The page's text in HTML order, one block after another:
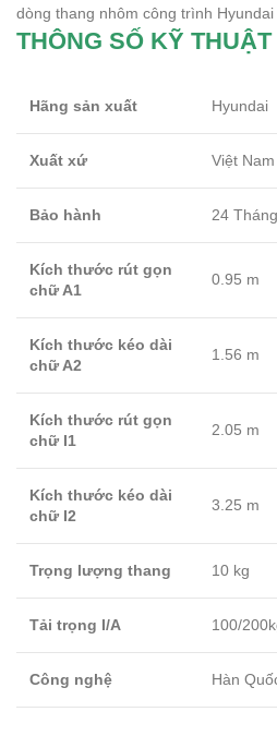
dòng thang nhôm công trình Hyundai
THÔNG SỐ KỸ THUẬT
Hãng sản xuất Hyundai
Xuất xứ Việt Nam
Bảo hành 24 Tháng
Kích thước rút gọn
chữ A1
0.95 m
Kích thước kéo dài
chữ A2
1.56 m
Kích thước rút gọn
chữ I1
2.05 m
Kích thước kéo dài
chữ I2
3.25 m
Trọng lượng thang 10 kg
Tải trọng I/A 100/
Công nghệ Hàn